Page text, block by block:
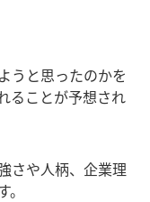
うと思ったのかを
ることが予想され
さや人柄、企業理